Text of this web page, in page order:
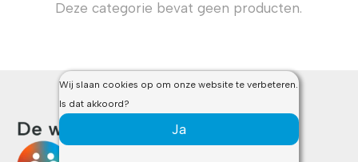
Deze categorie bevat geen producten.
Wij slaan cookies op om onze website te verbeteren.
Is dat akkoord?
Ja